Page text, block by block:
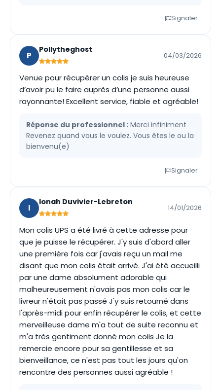
Signaler
P
Pollytheghost
04/03/2026
Venue pour récupérer un colis je suis heureuse
d’avoir pu le faire auprès d’une personne aussi
rayonnante! Excellent service, fiable et agréable!
Réponse du professionnel : Merci infiniment
Revenez quand vous le voulez. Vous êtes le ou la
bienvenu(e)
Signaler
I
Ionah Duvivier-Lebreton
14/01/2026
Mon colis UPS a été livré à cette adresse pour
que je puisse le récupérer. J'y suis d'abord aller
une première fois car j'avais reçu un mail me
disant que mon colis était arrivé. J'ai été accueilli
par une dame absolument adorable qui
malheureusement n'avais pas mon colis car le
livreur n'était pas passé J'y suis retourné dans
l'après-midi pour enfin récupérer le colis, et cette
merveilleuse dame m'a tout de suite reconnu et
m'a très gentiment donné mon colis Je la
remercie encore pour sa gentillesse et sa
bienveillance, ce n'est pas tout les jours qu'on
rencontre des personnes aussi agréable !